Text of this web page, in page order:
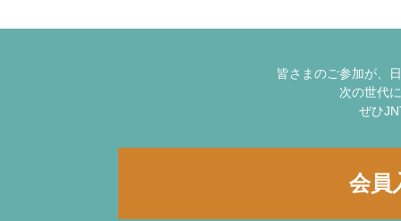
皆さまのご参加が、
次の世代
ぜひ
会員